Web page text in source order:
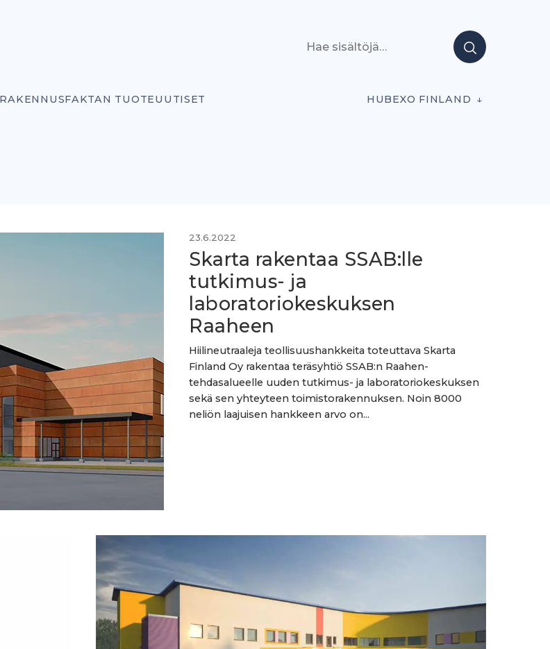
RAKENNUSFAKTAN TUOTEUUTISET HUBEXO FINLAND
23.6.2022
Skarta rakentaa SSAB:lle
tutkimus- ja
laboratoriokeskuksen
Raaheen
Hiilineutraaleja teollisuushankkeita toteuttava Skarta
Finland Oy rakentaa teräsyhtiö SSAB:n Raahen-
tehdasalueelle uuden tutkimus- ja laboratoriokeskuksen
sekä sen yhteyteen toimistorakennuksen. Noin 8000
neliön laajuisen hankkeen arvo on...